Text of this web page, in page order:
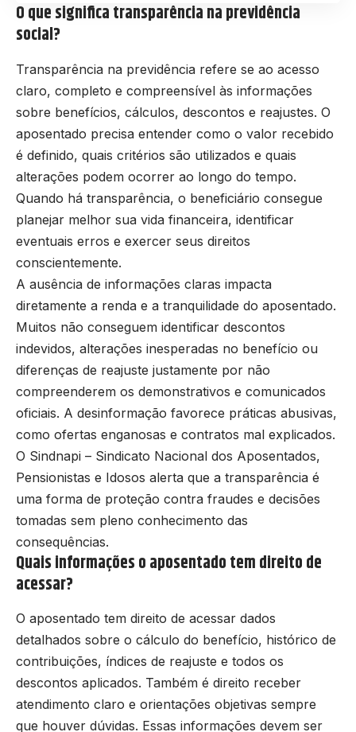
O que significa transparência na previdência
social?
Transparência na previdência refere se ao acesso
claro, completo e compreensível às informações
sobre benefícios, cálculos, descontos e reajustes. O
aposentado precisa entender como o valor recebido
é definido, quais critérios são utilizados e quais
alterações podem ocorrer ao longo do tempo.
Quando há transparência, o beneficiário consegue
planejar melhor sua vida financeira, identificar
eventuais erros e exercer seus direitos
conscientemente.
A ausência de informações claras impacta
diretamente a renda e a tranquilidade do aposentado.
Muitos não conseguem identificar descontos
indevidos, alterações inesperadas no benefício ou
diferenças de reajuste justamente por não
compreenderem os demonstrativos e comunicados
oficiais. A desinformação favorece práticas abusivas,
como ofertas enganosas e contratos mal explicados.
O Sindnapi – Sindicato Nacional dos Aposentados,
Pensionistas e Idosos alerta que a transparência é
uma forma de proteção contra fraudes e decisões
tomadas sem pleno conhecimento das
consequências.
Quais informações o aposentado tem direito de
acessar?
O aposentado tem direito de acessar dados
detalhados sobre o cálculo do benefício, histórico de
contribuições, índices de reajuste e todos os
descontos aplicados. Também é direito receber
atendimento claro e orientações objetivas sempre
que houver dúvidas. Essas informações devem ser